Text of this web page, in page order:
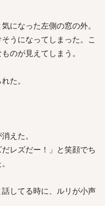
になった左側の窓の外。
うになってしまった。こ
のが見えてしまう。
た。
えた。
レズだー！」と笑顔でち
してる時に、ルリが小声